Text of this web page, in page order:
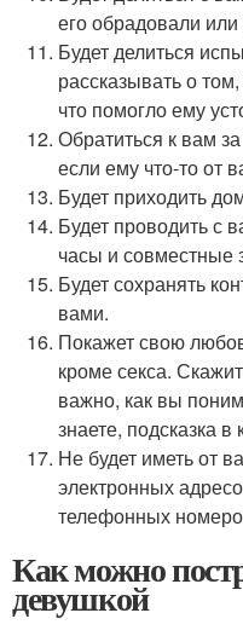
его обрадовали
Будет делиться
рассказывать о
что помогло ему
Обратиться к вам
если ему что-то от
Будет приходить
Будет проводить с
часы и совместные
Будет сохранять
вами.
Покажет свою
кроме секса.
важно, как вы
знаете, подсказка
Не будет иметь от
электронных
телефонных
Как можно
девушкой